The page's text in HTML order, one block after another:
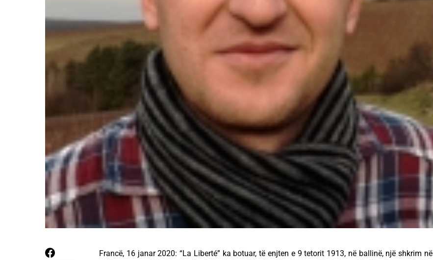
Francë, 16 janar 2020: “La Liberté” ka botuar, të enjten e 9 tetorit 1913, në ballinë, një shkrim në